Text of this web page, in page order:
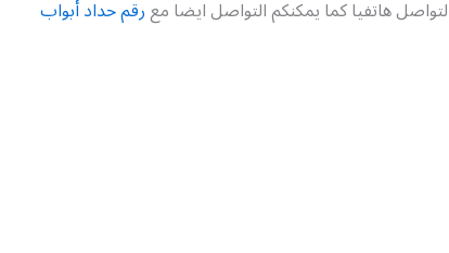
هاتفيا كما يمكنكم التواصل ايضا معرقم حداد أبواب